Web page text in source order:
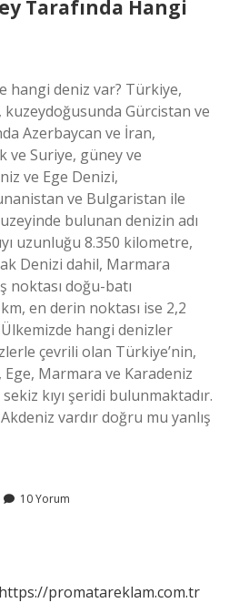
Tarafında Hangi
hangi deniz var? Türkiye,
Gürcistan ve
Azerbaycan ve İran,
ve Suriye, güney ve
ve Ege Denizi,
ve Bulgaristan ile
bulunan denizin adı
uzunluğu 8.350 kilometre,
Denizi dahil, Marmara
noktası doğu-batı
en derin noktası ise 2,2
hangi denizler
çevrili olan Türkiye’nin,
Marmara ve Karadeniz
kıyı şeridi bulunmaktadır.
vardır doğru mu yanlış
10 Yorum
https://promatareklam.com.tr